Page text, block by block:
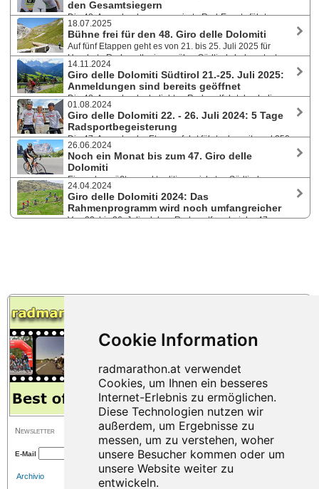
Einschreibungen sind bereits geöffnet, für radmarathon.at Besucher
gibt es wieder einen PromoCode mit -10% auf die Teilnahmegebühr!
den Gesamtsiegern
Die 48. Ausgabe des renommierte Rad-Events führte von
21. bis 25. Juli 2025 rund 400 Teilnehmer:innen in fünf Etappen durch
Südtirol. Doppelsieg in der Gesamtwertung für das deutsche Ehepaar
Michael und Janine Meyer aus Köln.
18.07.2025
Bühne frei für den 48. Giro delle Dolomiti
Auf fünf Etappen geht es von 21. bis 25. Juli 2025 für
Hunderte Radsportler:innen über Südtirols bekannteste
Straßen und Pässe, darunter zum 200. Jubiläum auf das Stilfser Joch.
Auch Janine Meyer - zweimalige Siegerin des Ötztaler Radmarathons -
ist mit dabei. Anmeldungen auch während der Giro-Woche noch
möglich.
14.11.2024
Giro delle Dolomiti Südtirol 21.-25. Juli 2025:
Anmeldungen sind bereits geöffnet
Die 48. Ausgabe der beliebten Radrundfahrt durch die
herrliche Bergwelt der Dolomiten bietet Radsport-Begeisterten aus
allen Teilen der Welt mit der Umrundung des Sellastocks und dem
knackigen Aufstieg auf das Stilfserjoch unter anderem zwei absolute
Klassiker. 10% Rabatt für radmarathon.at Besucher!
01.08.2024
Giro delle Dolomiti 22. - 26. Juli 2024: 5 Tage
Radsportbegeisterung
Die 47. Ausgabe der Etappenfahrt führte das mit rund 350
Teilnehmer:innen international besetzte Peleton durch Südtirol, mit
Abstechern in das Trentino und Veneto. Die Gesamtwertung holten sich
die Deutsche Julia Jedelhauser mit ihrem 3. Sieg und Mauricio Cuartas
aus Kolumbien. Natur, Geschichte, Handwerk und Kulinarik beim Giro
Guest.
26.06.2024
Noch ein Monat bis zum 47. Giro delle
Dolomiti
Eines der größten und traditionsreichsten Südtiroler
Radsportevents bietet von 22. bis 26. Juli 2024 fünf Etappen, einen Mix
aus Unterhaltung und Wettkampf, den Giro Guest und ein
multikulturelles Teilnehmerfeld. Für radmarathon.at Besucher -10% bei
24.04.2024
Giro delle Dolomiti 2024: Das
Rahmenprogramm wird noch umfangreicher
Von 22. bis 26. Juli erleben Radsportfans bei der 47.
Newsletter
E-Mail
Archivio